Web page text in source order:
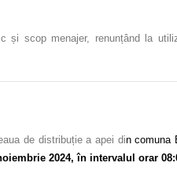
scop menajer, renunțând la
de distribuție a apei din comuna
2024, în intervalul orar